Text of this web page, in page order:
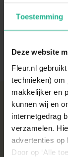
Toestemming
Deze website
Fleur.nl
technieken) om
makkelijker en
kunnen wij en
internetgedrag
verzamelen.
advertenties op
Door op ‘Alle
Lees volledige
Met aandacht
Onze kamer- en
Zodra de planten
een
De planten